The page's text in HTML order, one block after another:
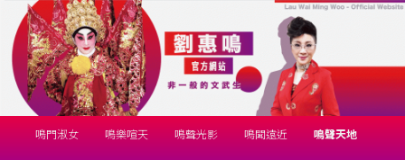
劉惠鳴官方網站
揚鳴粵劇團
鳴門淑女 鳴樂喧天 鳴聲光影 鳴聞遠近 鳴聲天地